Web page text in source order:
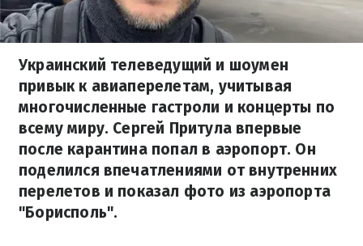
Украинский телеведущий и шоумен
привык к авиаперелетам, учитывая
многочисленные гастроли и концерты по
всему миру. Сергей Притула впервые
после карантина попал в аэропорт. Он
поделился впечатлениями от внутренних
перелетов и показал фото из аэропорта
"Борисполь".